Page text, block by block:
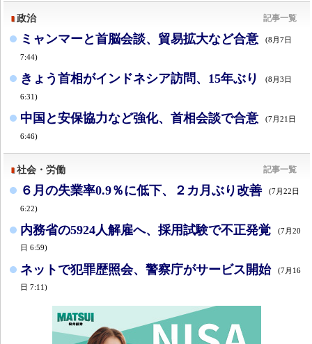
政治 記事一覧
ミャンマーと首脳会談、貿易拡大など合意 (8月7日
7:44)
きょう首相がインドネシア訪問、15年ぶり (8月3日
6:31)
中国と安保協力など強化、首相会談で合意 (7月21日
6:46)
社会・労働 記事一覧
６月の失業率0.9％に低下、２カ月ぶり改善 (7月22日
6:22)
内務省の5924人解雇へ、採用試験で不正発覚
(7月20
日 6:59)
ネットで犯罪歴照会、警察庁がサービス開始
(7月16
日 7:11)